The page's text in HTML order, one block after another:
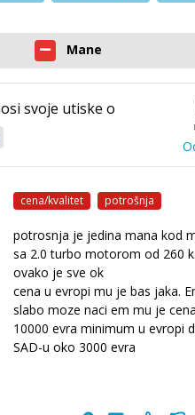
Mane
svoje utiske o
cena/kvalitet potrošnja
potrosnja je jedina mana kod
sa 2.0 turbo motorom od 260
ovako je sve ok
cena u evropi mu je bas jaka.
slabo moze naci em mu je
10000 evra minimum u evropi
SAD-u oko 3000 evra